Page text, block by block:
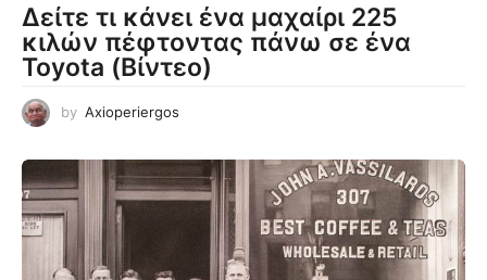
Δείτε τι κάνει ένα μαχαίρι 225
κιλών πέφτοντας πάνω σε ένα
Toyota (Βίντεο)
by Axioperiergos